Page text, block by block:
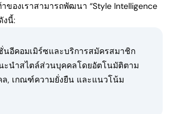
ของเราสามารถพัฒนา “Style Intelligence
งนี้:
นอีคอมเมิร์ซและบริการสมัครสมาชิก
ะนำสไตล์ส่วนบุคคลโดยอัตโนมัติตาม
, เกณฑ์ความยั่งยืน และแนวโน้ม